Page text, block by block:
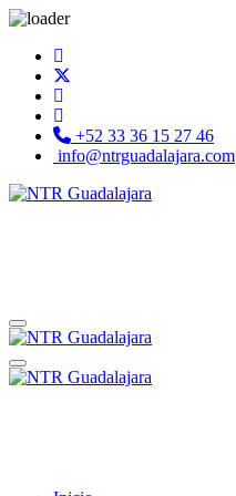
+52 33 36 15 27 46
info@ntrguadalajara.com